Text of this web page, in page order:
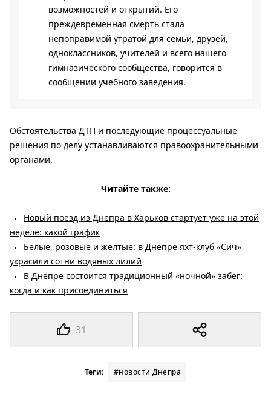
31
возможностей и открытий. Его
преждевременная смерть стала
непоправимой утратой для семьи, друзей,
одноклассников, учителей и всего нашего
гимназического сообщества, говорится в
сообщении учебного заведения.
Обстоятельства ДТП и последующие процессуальные
решения по делу устанавливаются правоохранительными
органами.
Читайте также:
Новый поезд из Днепра в Харьков стартует уже на этой
неделе: какой график
Белые, розовые и желтые: в Днепре яхт-клуб «Сич»
украсили сотни водяных лилий
В Днепре состоится традиционный «ночной» забег:
когда и как присоединиться
Теги: #новости Днепра